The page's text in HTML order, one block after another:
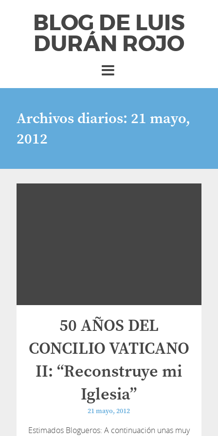
BLOG DE LUIS
DURÁN ROJO
Archivos diarios: 21 mayo,
2012
50 AÑOS DEL
CONCILIO VATICANO
II: “Reconstruye mi
Iglesia”
21 mayo, 2012
Estimados Blogueros: A continuación unas muy